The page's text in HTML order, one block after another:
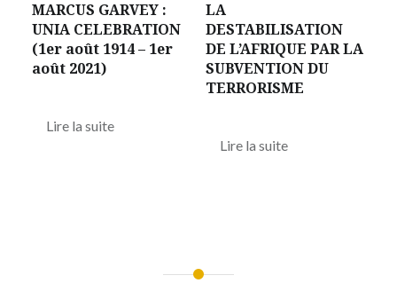
MARCUS GARVEY :
UNIA CELEBRATION
(1er août 1914 – 1er
août 2021)
Lire la suite
LA
DESTABILISATION
DE L’AFRIQUE PAR LA
SUBVENTION DU
TERRORISME
Lire la suite